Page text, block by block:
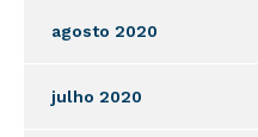
agosto 2020
julho 2020